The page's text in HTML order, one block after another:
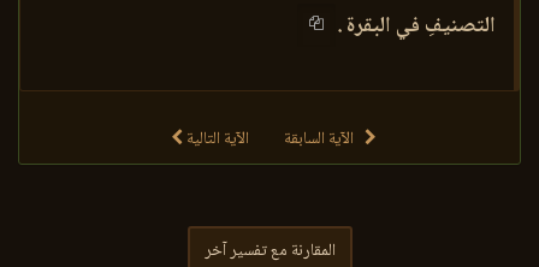
التصنيفِ في البقرة .
الآية السابقة الآية التالية
المقارنة مع تفسير آخر